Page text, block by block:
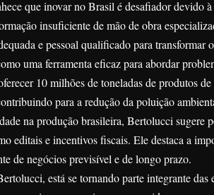
que inovar no Brasil é desafiador devido
insuficiente de mão de obra
e pessoal qualificado para
uma ferramenta eficaz para abordar
10 milhões de toneladas de produtos
para a redução da poluição
na produção brasileira, Bertolucci sugere
editais e incentivos fiscais. Ele destaca a
de negócios previsível e de longo prazo.
está se tornando parte integrante das